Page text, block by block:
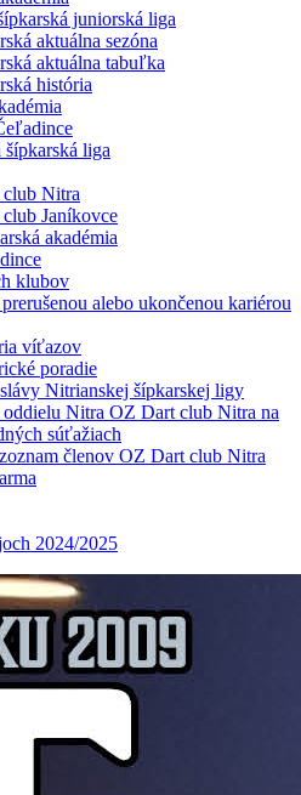
juniorská liga
aktuálna sezóna
aktuálna tabuľka
história
liga
Nitra
Janíkovce
akadémia
klubov
alebo ukončenou kariérou
víťazov
poradie
Nitrianskej šípkarskej ligy
oddielu Nitra OZ Dart club Nitra na
súťažiach
členov OZ Dart club Nitra
2024/2025